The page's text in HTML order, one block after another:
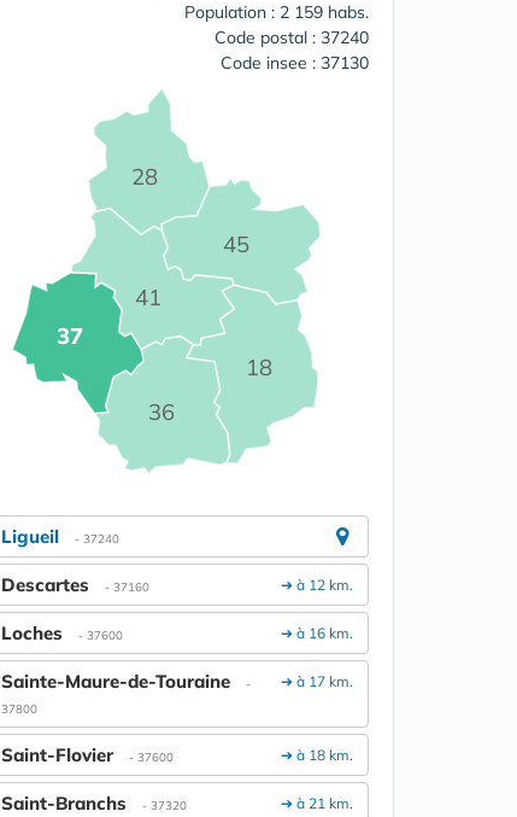
Population : 2 159 habs.
Code postal : 37240
Code insee : 37130
18
28
36
37
41
45
Ligueil - 37240
➔ à 12 km.
Descartes - 37160
➔ à 16 km.
Loches - 37600
➔ à 17 km.
Sainte-Maure-de-Touraine
-
37800
➔ à 18 km.
Saint-Flovier - 37600
➔ à 21 km.
Saint-Branchs - 37320